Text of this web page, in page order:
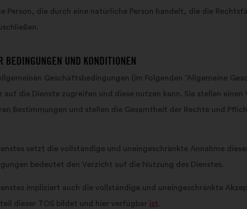
Person, die durch eine natürliche Person handelt, die die
BEDINGUNGEN UND KONDITIONEN
Geschäftsbedingungen (im Folgenden ”Allgemeine
auf die Dienste zugreifen und diese nutzen kann. Sie stellen
Bestimmungen und stellen die Gesamtheit der Rechte und
setzt die vollständige und uneingeschränkte Annahme
bedeutet den Verzicht auf die Nutzung des Dienstes.
impliziert auch die vollständige und uneingeschränkte
dieser TOS bildet und hier verfügbar ist.